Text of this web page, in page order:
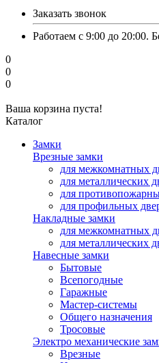
Заказать звонок
Работаем с 9:00 до 20:00.
0
0
0
Ваша корзина пуста!
Каталог
Замки
Врезные замки
для межкомнатных
для металлических
для
для профильных
Накладные замки
для межкомнатных
для металлических
Навесные замки
Бытовые
Всепогодные
Гаражные
Мастер-системы
Общего назначения
Тросовые
Электро механические
Врезные